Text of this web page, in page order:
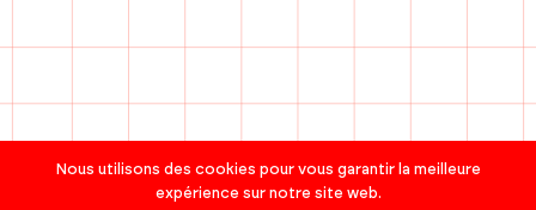
Nous utilisons des cookies pour vous garantir la meilleure
expérience sur notre site web.